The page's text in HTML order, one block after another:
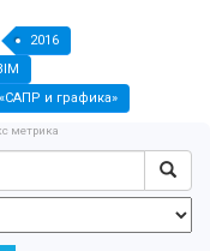
2016
и графика»
метрика